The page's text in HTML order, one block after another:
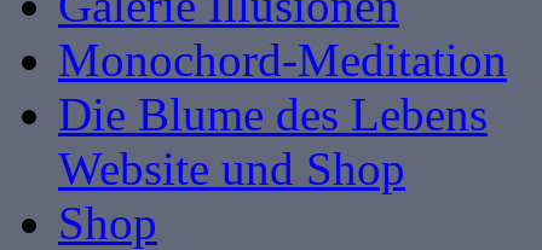
Monochord-Meditation
Die Blume des Lebens
Website und Shop
Shop